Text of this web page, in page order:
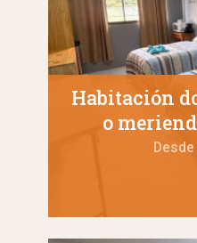
Habitación
o